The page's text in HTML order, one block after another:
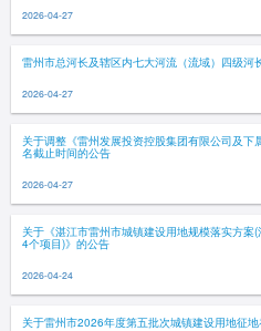
2026-04-27
雷州市总河长及辖区内七大河流（流域）四级河
2026-04-27
关于调整《雷州发展投资控股集团有限公司及
名截止时间的公告
2026-04-27
关于《湛江市雷州市城镇建设用地规模落实方
4个项目)》的公告
2026-04-24
关于雷州市2026年度第五批次城镇建设用地征